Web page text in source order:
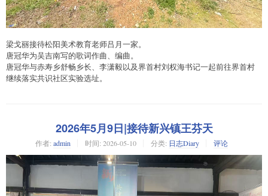
梁戈丽接待松阳美术教育老师吕月一家。
唐冠华为吴吉南写的歌词作曲、编曲。
唐冠华与赤寿乡舒畅乡长、李潇毅以及界首村刘权海书记一起前往界首村
继续落实共识社区实验选址。
2026年5月9日|接待新兴镇王芬天
作者: admin 时间: 2026-05-10 分类: 日志Diary 评论